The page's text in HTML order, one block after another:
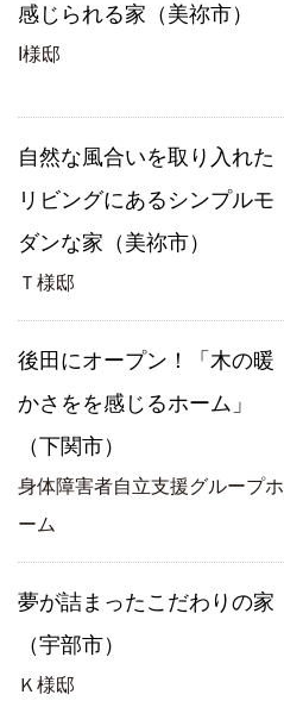
感じられる家（美祢市）
I様邸
自然な風合いを取り入れた
リビングにあるシンプルモ
ダンな家（美祢市）
Ｔ様邸
後田にオープン！「木の暖
かさをを感じるホーム」
（下関市）
身体障害者自立支援グループホ
ーム
夢が詰まったこだわりの家
（宇部市）
Ｋ様邸